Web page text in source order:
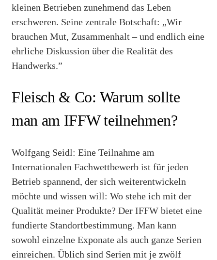
kleinen Betrieben zunehmend das Leben
erschweren. Seine zentrale Botschaft: „Wir
brauchen Mut, Zusammenhalt – und endlich eine
ehrliche Diskussion über die Realität des
Handwerks.”
Fleisch & Co: Warum sollte
man am IFFW teilnehmen?
Wolfgang Seidl: Eine Teilnahme am
Internationalen Fachwettbewerb ist für jeden
Betrieb spannend, der sich weiterentwickeln
möchte und wissen will: Wo stehe ich mit der
Qualität meiner Produkte? Der IFFW bietet eine
fundierte Standortbestimmung. Man kann
sowohl einzelne Exponate als auch ganze Serien
einreichen. Üblich sind Serien mit je zwölf